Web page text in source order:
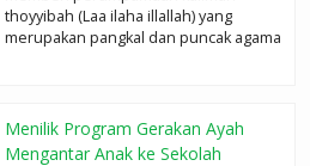
thoyyibah (Laa ilaha illallah) yang
merupakan pangkal dan puncak agama
Menilik Program Gerakan Ayah
Mengantar Anak ke Sekolah